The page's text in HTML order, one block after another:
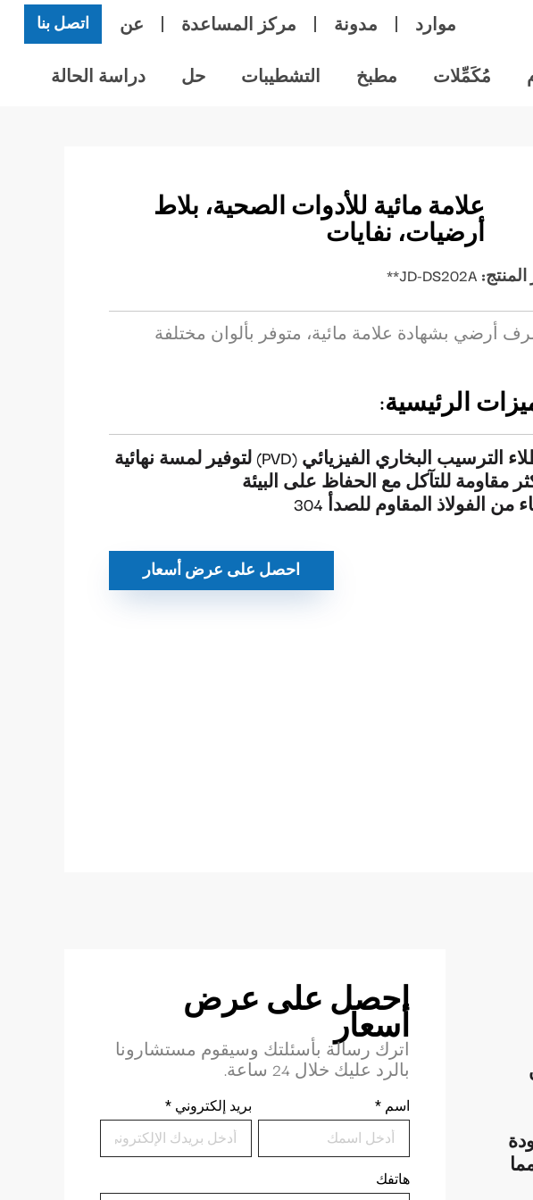
موارد مدونة مركز المساعدة عن اتصل بنا
مُكَمِّلات مطبخ التشطيبات حل دراسة الحالة
علامة مائية للأدوات الصحية، بلاط
أرضيات، نفايات
أرضي بشهادة علامة مائية، متوفر بألوان مختلفة
الرئيسية:
طلاء الترسيب البخاري الفيزيائي (PVD) لتوفير لمسة نهائية
مقاومة للتآكل مع الحفاظ على البيئة
من الفولاذ المقاوم للصدأ 304
احصل على عرض أسعار
احصل على عرض
أسعار
اترك رسالة بأسئلتك وسيقوم مستشارونا
بالرد عليك خلال 24 ساعة.
اسم * بريد إلكتروني *
هاتفك